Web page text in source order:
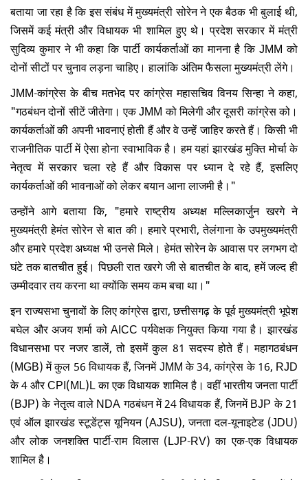
बताया जा रहा है कि इस संबंध में मुख्यमंत्री सोरेन ने एक बैठक भी बुलाई थी,
जिसमें कई मंत्री और विधायक भी शामिल हुए थे। प्रदेश सरकार में मंत्री
सुदिव्य कुमार ने भी कहा कि पार्टी कार्यकर्ताओं का मानना ​​है कि JMM को
दोनों सीटों पर चुनाव लड़ना चाहिए। हालांकि अंतिम फैसला मुख्यमंत्री लेंगे।
JMM-कांग्रेस के बीच मतभेद पर कांग्रेस महासचिव विनय सिन्हा ने कहा,
"गठबंधन दोनों सीटें जीतेगा। एक JMM को मिलेगी और दूसरी कांग्रेस को।
कार्यकर्ताओं की अपनी भावनाएं होती हैं और वे उन्हें जाहिर करते हैं। किसी भी
राजनीतिक पार्टी में ऐसा होना स्वाभाविक है। हम यहां झारखंड मुक्ति मोर्चा के
नेतृत्व में सरकार चला रहे हैं और विकास पर ध्यान दे रहे हैं, इसलिए
कार्यकर्ताओं की भावनाओं को लेकर बयान आना लाजमी है।"
उन्होंने आगे बताया कि, "हमारे राष्ट्रीय अध्यक्ष मल्लिकार्जुन खरगे ने
मुख्यमंत्री हेमंत सोरेन से बात की। हमारे प्रभारी, तेलंगाना के उपमुख्यमंत्री
और हमारे प्रदेश अध्यक्ष भी उनसे मिले। हेमंत सोरेन के आवास पर लगभग दो
घंटे तक बातचीत हुई। पिछली रात खरगे जी से बातचीत के बाद, हमें जल्द ही
उम्मीदवार तय करना था क्योंकि समय कम बचा था।"
इन राज्यसभा चुनावों के लिए कांग्रेस द्वारा, छत्तीसगढ़ के पूर्व मुख्यमंत्री भूपेश
बघेल और अजय शर्मा को AICC पर्यवेक्षक नियुक्त किया गया है। झारखंड
विधानसभा पर नजर डालें, तो इसमें कुल 81 सदस्य होते हैं। महागठबंधन
(MGB) में कुल 56 विधायक हैं, जिनमें JMM के 34, कांग्रेस के 16, RJD
के 4 और CPI(ML)L का एक विधायक शामिल है। वहीं भारतीय जनता पार्टी
(BJP) के नेतृत्व वाले NDA गठबंधन में 24 विधायक हैं, जिनमें BJP के 21
एवं ऑल झारखंड स्टूडेंट्स यूनियन (AJSU), जनता दल-यूनाइटेड (JDU)
और लोक जनशक्ति पार्टी-राम विलास (LJP-RV) का एक-एक विधायक
शामिल है।